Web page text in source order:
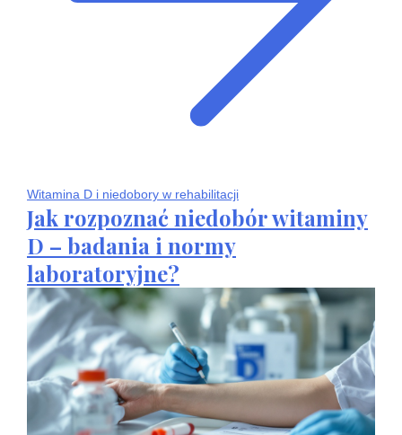
Witamina D i niedobory w rehabilitacji
Jak rozpoznać niedobór witaminy
D – badania i normy
laboratoryjne?